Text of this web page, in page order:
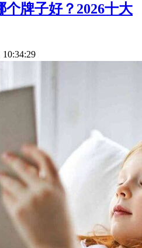
个牌子好？2026十大